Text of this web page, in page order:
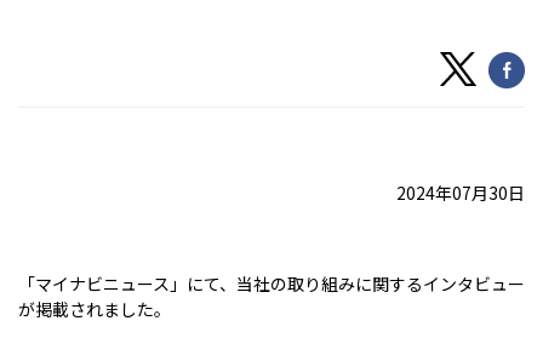
2024年07月30日
「マイナビニュース」にて、当社の取り組みに関するインタビュー
が掲載されました。